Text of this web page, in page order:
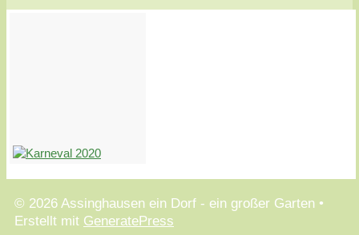
© 2026 Assinghausen ein Dorf - ein großer Garten •
Erstellt mit GeneratePress